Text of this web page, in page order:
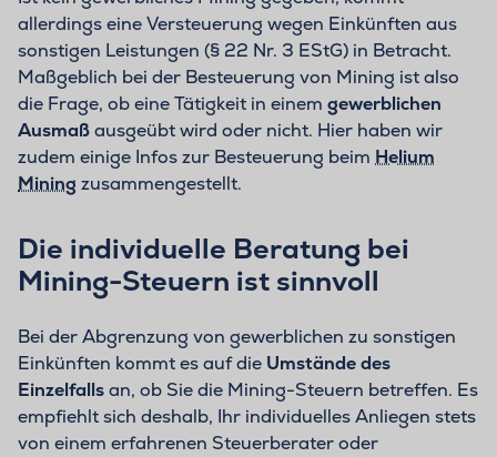
allerdings eine Versteuerung wegen Einkünften aus
sonstigen Leistungen (§ 22 Nr. 3 EStG) in Betracht.
Maßgeblich bei der Besteuerung von Mining ist also
die Frage, ob eine Tätigkeit in einem gewerblichen
Ausmaßausgeübt wird oder nicht. Hier haben wir
zudem einige Infos zur Besteuerung beim Helium
Mining zusammengestellt.
Die individuelle Beratung bei
Mining-Steuern ist sinnvoll
Bei der Abgrenzung von gewerblichen zu sonstigen
Einkünften kommt es auf die Umstände des
Einzelfallsan, ob Sie die Mining-Steuern betreffen. Es
empfiehlt sich deshalb, Ihr individuelles Anliegen stets
von einem erfahrenen Steuerberater oder